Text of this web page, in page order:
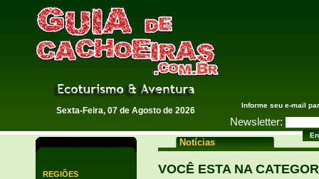
Guia de Cachoeiras
Sexta-Feira, 07 de Agosto de 2026
Informe seu e-mail
Newsletter:
REGIÕES
Notícias
VOCÊ ESTA NA